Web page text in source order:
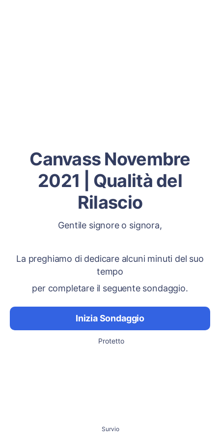
Canvass Novembre
2021 | Qualità del
Rilascio
Gentile signore o signora,
La preghiamo di dedicare alcuni minuti del suo
tempo
per completare il seguente sondaggio.
Inizia Sondaggio
Protetto
Survio